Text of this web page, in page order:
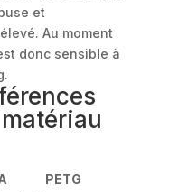
et
Au moment
donc sensible à
PETG